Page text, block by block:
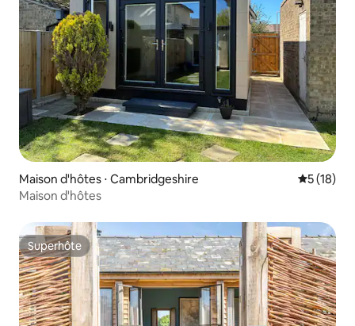
Maison d'hôtes ⋅ Cambridgeshire
5 (18)
Maison d'hôtes
Superhôte
Superhôte